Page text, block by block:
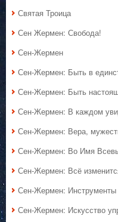
Святая Троица
Сен Жермен: Свобода!
Сен-Жермен
Сен-Жермен: Быть в
Сен-Жермен: Быть
Сен-Жермен: В каждом
Сен-Жермен: Вера,
Сен-Жермен: Во Имя
Сен-Жермен: Всё
Сен-Жермен: Инструменты
Сен-Жермен: Искусство